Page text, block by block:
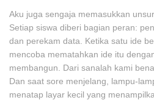
Aku juga sengaja memasukkan
Setiap siswa diberi bagian peran:
dan perekam data. Ketika satu ide
mencoba mematahkan ide itu
membangun. Dari sanalah kami
Dan saat sore menjelang, lampu-
menatap layar kecil yang